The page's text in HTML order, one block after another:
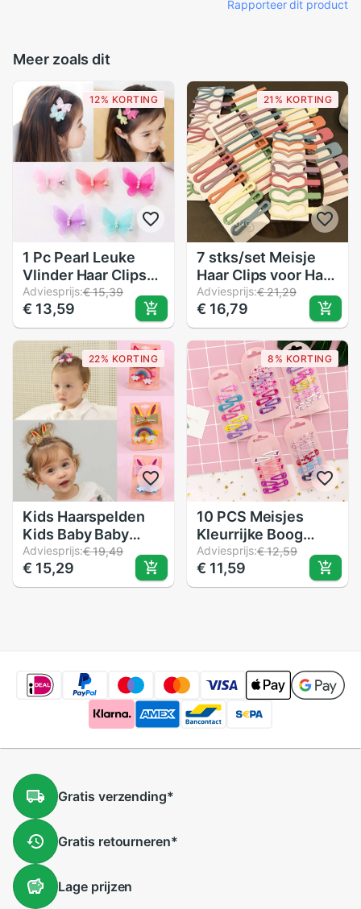
Rapporteer dit product
Meer zoals dit
12% KORTING
1 Pc Pearl Leuke
Vlinder Haar Clips
Sneeuw Garen
Prinses Meisjes
Baby Haarspelden
Barrette Vrouwen
Haarspelden Side
Clip Haar
accessoires
Adviesprijs:€ 15,39
€ 13,59
21% KORTING
7 stks/set Meisje
Haar Clips voor Haar
Styling Matte Scrub
Snap Clip Pin
Kinderen Vrouwen
Kids Haarspelden
Baby Accessoires
Adviesprijs:€ 21,29
€ 16,79
22% KORTING
Kids Haarspelden
Kids Baby Baby
Meisjes Cartoon
Regenboog
Haarspeld
Adviesprijs:€ 19,49
€ 15,29
8% KORTING
10 PCS Meisjes
Kleurrijke Boog
Haarspelden Haar
Haarspeldjes
Kinderen
Adviesprijs:€ 12,59
€ 11,59
Gratis verzending*
Gratis retourneren*
Lageprijzen